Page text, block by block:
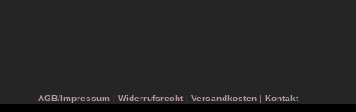
AGB/Impressum| Widerrufsrecht| Versandkosten| Kontakt